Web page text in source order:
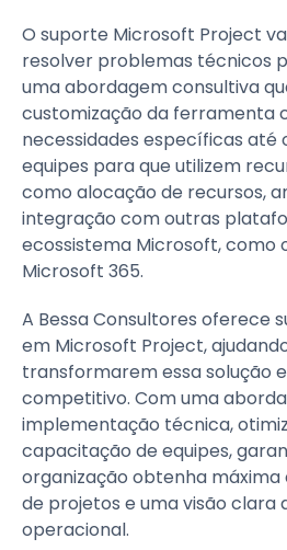
O suporte Microsoft Project
resolver problemas técnicos
uma abordagem consultiva
customização da ferramenta
necessidades específicas até
equipes para que utilizem
como alocação de recursos,
integração com outras
ecossistema Microsoft, como
Microsoft 365.
A Bessa Consultores oferece
em Microsoft Project,
transformarem essa solução
competitivo. Com uma
implementação técnica,
capacitação de equipes,
organização obtenha máxima
de projetos e uma visão clara
operacional.